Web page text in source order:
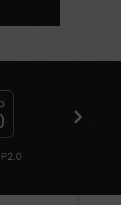
行频率受限于系
统稳定性。若因
无法达到标示
状况，请联系处